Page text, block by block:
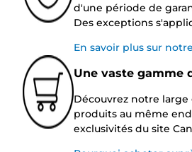
d'une période de
Des exceptions
En savoir plus sur
Une vaste gamme
Découvrez notre
produits au même
exclusivités du site